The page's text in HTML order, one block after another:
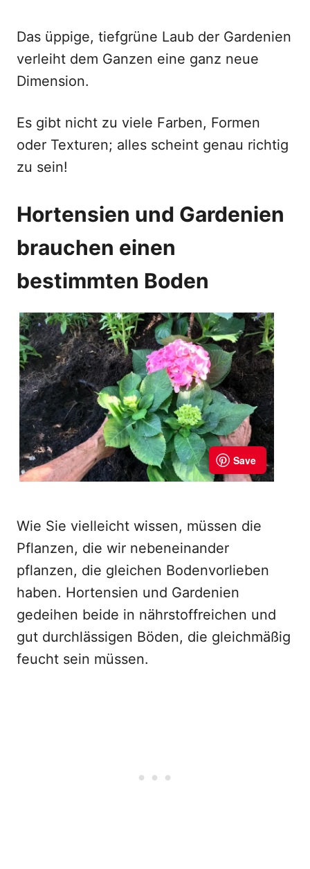
Das üppige, tiefgrüne Laub der Gardenien
verleiht dem Ganzen eine ganz neue
Dimension.
Es gibt nicht zu viele Farben, Formen
oder Texturen; alles scheint genau richtig
zu sein!
Hortensien und Gardenien
brauchen einen
bestimmten Boden
Wie Sie vielleicht wissen, müssen die
Pflanzen, die wir nebeneinander
pflanzen, die gleichen Bodenvorlieben
haben. Hortensien und Gardenien
gedeihen beide in nährstoffreichen und
gut durchlässigen Böden, die gleichmäßig
feucht sein müssen.